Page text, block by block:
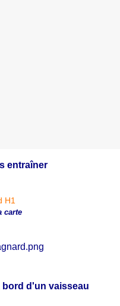
entraîner
carte
bord d'un vaisseau